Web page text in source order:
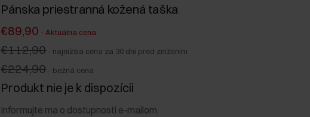
Pánska priestranná kožená taška
€89,90 - Aktuálna cena
€112,90 - najnižšia cena za 30 dní pred znížením
€224,90 - bežná cena
Produkt nie je k dispozícii
Informujte ma o dostupnosti e-mailom.